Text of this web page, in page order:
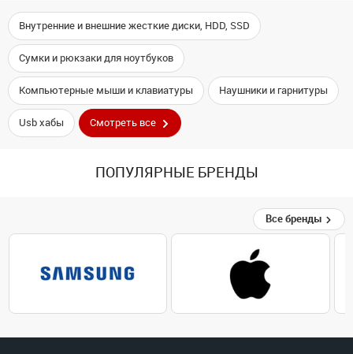
Внутренние и внешние жесткие диски, HDD, SSD
Сумки и рюкзаки для ноутбуков
Компьютерные мыши и клавиатуры Наушники и гарнитуры
Usb хабы Смотреть все
ПОПУЛЯРНЫЕ БРЕНДЫ
Все бренды